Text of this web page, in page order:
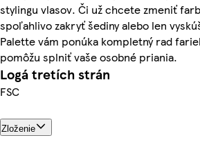
stylingu vlasov. Či už chcete zmeniť
spoľahlivo zakryť šediny alebo len
Palette vám ponúka kompletný rad
pomôžu splniť vaše osobné priania.
Logá tretích strán
FSC
Zloženie